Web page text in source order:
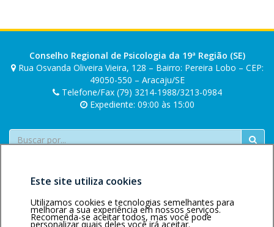
e
d
o
c
Conselho Regional de Psicologia da 19ª Região (SE)
Rua Osvanda Oliveira Vieira, 128 – Bairro: Pereira Lobo – CEP:
49050-550 – Aracaju/SE
Telefone/Fax (79) 3214-1988/3213-0984
Expediente: 09:00 às 15:00
Buscar
Área restritaPolítica de Voltar ao topo
Este site utiliza cookies
Utilizamos cookies e tecnologias semelhantes para
melhorar a sua experiência em nossos serviços.
Recomenda-se aceitar todos, mas você pode
personalizar quais deles você irá aceitar.